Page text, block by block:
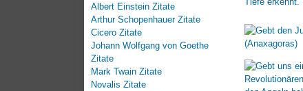
Albert Einstein Zitate
Arthur Schopenhauer Zitate
Cicero Zitate
Johann Wolfgang von Goethe
Zitate
Mark Twain Zitate
Novalis Zitate